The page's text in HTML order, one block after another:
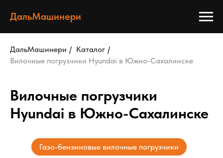
ДальМашинери
ДальМашинери / Каталог /
Вилочные погрузчики Hyundai в Южно-Сахалинске
Вилочные погрузчики
Hyundai в Южно-Сахалинске
Газо-бензиновые вилочные погрузчики